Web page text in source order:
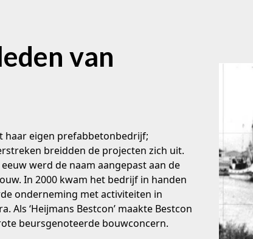
van
haar eigen prefabbetonbedrijf;
breidden de projecten zich uit.
werd de naam aangepast aan de
In 2000 kwam het bedrijf in handen
onderneming met activiteiten in
Als ‘Heijmans Bestcon’ maakte Bestcon
beursgenoteerde bouwconcern.